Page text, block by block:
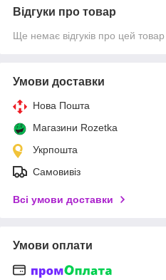
Відгуки про товар
Ще немає відгуків про цей товар
Умови доставки
Нова Пошта
Магазини Rozetka
Укрпошта
Самовивіз
Всі умови доставки
Умови оплати